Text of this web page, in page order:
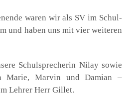
waren wir als SV im Schul­
und haben uns mit vier wei­te­ren
Schul­spre­che­rin Nil­ay sowie
Marie, Mar­vin und Dami­an –
Leh­rer Herr Gil­let.